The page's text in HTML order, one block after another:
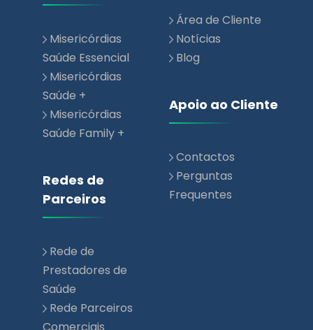
Misericórdias
Saúde Essencial
Misericórdias
Saúde +
Misericórdias
Saúde Family +
Redes de
Parceiros
Rede de
Prestadores de
Saúde
Rede Parceiros
Área de Cliente
Notícias
Blog
Apoio ao Cliente
Contactos
Perguntas
Frequentes